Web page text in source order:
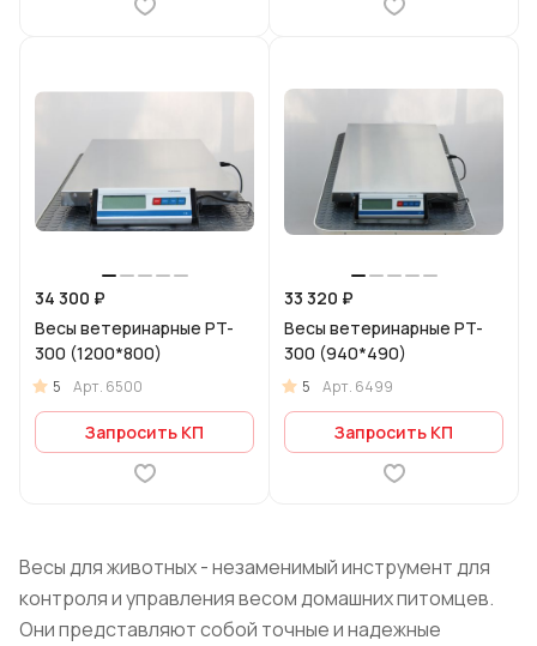
34 300 ₽
Весы ветеринарные PT-
300 (1200*800)
5 Арт. 6500
Запросить КП
33 320 ₽
Весы ветеринарные PT-
300 (940*490)
5 Арт. 6499
Запросить КП
Весы для животных - незаменимый инструмент для
контроля и управления весом домашних питомцев.
Они представляют собой точные и надежные